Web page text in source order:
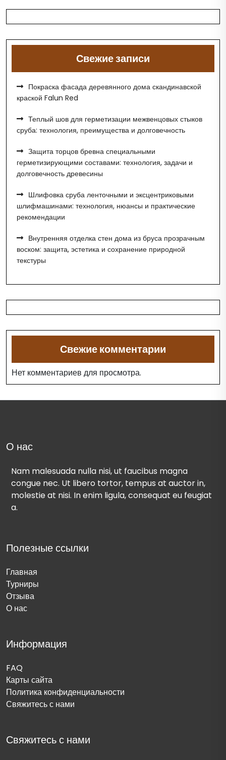
Свежие записи
Покраска фасада деревянного дома скандинавской
краской Falun Red
Теплый шов для герметизации межвенцовых стыков
сруба: технология, преимущества и долговечность
Защита торцов бревна специальными
герметизирующими составами: технология, задачи и
долговечность древесины
Шлифовка сруба ленточными и эксцентриковыми
шлифмашинами: технология, нюансы и практические
рекомендации
Внутренняя отделка стен дома из бруса прозрачным
воском: защита, эстетика и сохранение природной
текстуры
Свежие комментарии
Нет комментариев для просмотра.
О нас
Nam malesuada nulla nisi, ut faucibus magna
congue nec. Ut libero tortor, tempus at auctor in,
molestie at nisi. In enim ligula, consequat eu feugiat
a.
Полезные ссылки
Главная
Турниры
Отзыва
О нас
Информация
FAQ
Карты сайта
Политика конфиденциальности
Свяжитесь с нами
Свяжитесь с нами